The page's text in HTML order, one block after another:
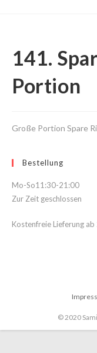
141.
Portion
Große Portion Spare
Bestellung
Mo-So11:30-21:00
Zur Zeit geschlossen
Kostenfreie Lieferung ab
© 2020